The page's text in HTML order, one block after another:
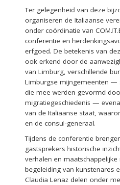
Ter gelegenheid van deze
organiseren de Italiaanse
onder coördinatie van
conferentie en
erfgoed. De betekenis van
ook erkend door de
van Limburg, verschillende
Limburgse mijngemeenten —
die mee werden gevormd
migratiegeschiedenis —
van de Italiaanse staat,
en de consul-generaal.
Tijdens de conferentie
gastsprekers historische
verhalen en maatschappelijke
begeleiding van kunstenares
Claudia Lenaz delen onder